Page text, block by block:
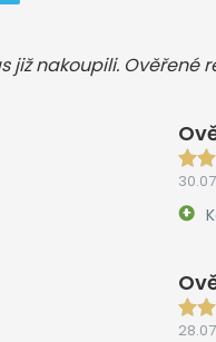
již nakoupili. Ověřené